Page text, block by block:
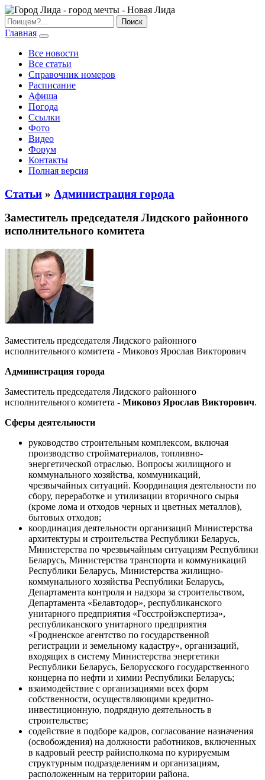
Главная
Все новости
Все статьи
Справочник номеров
Расписание
Афиша
Погода
Ссылки
Фото
Видео
Форум
Контакты
Полная версия
Статьи » Администрация города
Заместитель председателя Лидского районного
исполнительного комитета
Заместитель председателя Лидского районного
исполнительного комитета - Миковоз Ярослав Викторович
Администрация города
Заместитель председателя Лидского районного
исполнительного комитета - Миковоз Ярослав Викторович.
Сферы деятельности
руководство строительным комплексом, включая
производство стройматериалов, топливно-
энергетической отраслью. Вопросы жилищного и
коммунального хозяйства, коммуникаций,
чрезвычайных ситуаций. Координация деятельности по
сбору, переработке и утилизации вторичного сырья
(кроме лома и отходов черных и цветных металлов),
бытовых отходов;
координация деятельности организаций Министерства
архитектуры и строительства Республики Беларусь,
Министерства по чрезвычайным ситуациям Республики
Беларусь, Министерства транспорта и коммуникаций
Республики Беларусь, Министерства жилищно-
коммунального хозяйства Республики Беларусь,
Департамента контроля и надзора за строительством,
Департамента «Белавтодор», республиканского
унитарного предприятия «Госстройэкспертиза»,
республиканского унитарного предприятия
«Гродненское агентство по государственной
регистрации и земельному кадастру», организаций,
входящих в систему Министерства энергетики
Республики Беларусь, Белорусского государственного
концерна по нефти и химии Республики Беларусь;
взаимодействие с организациями всех форм
собственности, осуществляющими кредитно-
инвестиционную, подрядную деятельность в
строительстве;
содействие в подборе кадров, согласование назначения
(освобождения) на должности работников, включенных
в кадровый реестр райисполкома по курируемым
структурным подразделениям и организациям,
расположенным на территории района.